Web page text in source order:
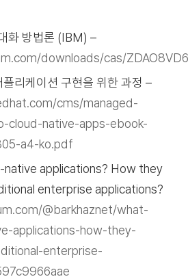
화 방법론 (IBM) –
downloads/cas/ZDAO8VD6
리케이션 구현을 위한 과정 –
cms/managed-
cloud-native-apps-ebook-
a4-ko.pdf
native applications? How they
enterprise applications?
@barkhaznet/what-
applications-how-they-
enterprise-